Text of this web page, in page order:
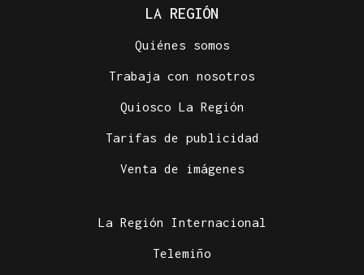
LA REGIÓN
Quiénes somos
Trabaja con nosotros
Quiosco La Región
Tarifas de publicidad
Venta de imágenes
La Región Internacional
Telemiño